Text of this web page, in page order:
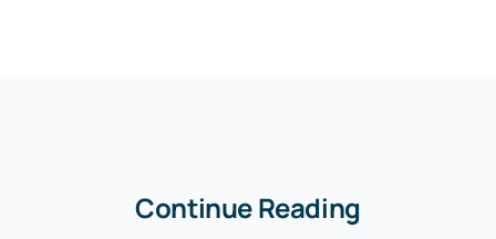
Continue Reading